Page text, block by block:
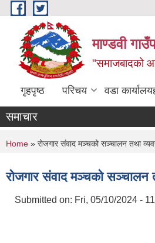
Skip to main content
माण्डवी
"समाजबादको
गृहपृष्ठ परिचय वडा
समाचार
You are here
Home » रोजगार संवाद मञ्चको सञ्चालन तथा
रोजगार संवाद मञ्चको सञ्चालन
Submitted on: Fri, 05/10/2024 -